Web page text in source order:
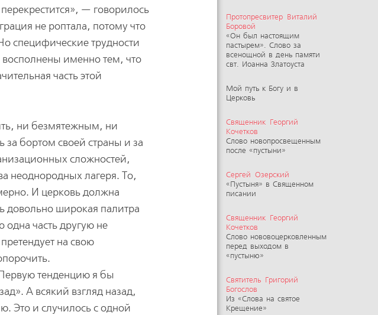
Протопресвитер Виталий
Боровой
«Он был настоящим
пастырем». Слово за
всенощной в день памяти
свт. Иоанна Златоуста
Мой путь к Богу и в
Церковь
Священник Георгий
Кочетков
Слово новопросвещенным
после «пустыни»
Сергей Озерский
«Пустыня» в Священном
писании
Священник Георгий
Кочетков
Слово нововоцерковленным
перед выходом в
«пустыню»
Святитель Григорий
Богослов
Из «Слова на святое
Крещение»
— говорилось
не роптала, потому что
специфические трудности
именно тем, что
часть этой
ни безмятежным, ни
бортом своей страны и за
сложностей,
неоднородных лагеря. То,
И церковь должна
довольно широкая палитра
часть другую не
на свою
тенденцию я бы
А всякий взгляд назад,
Это и случилось с одной